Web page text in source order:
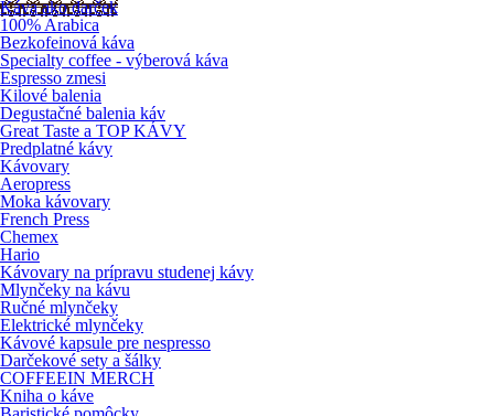
Káva ako darček
100% Arabica
Bezkofeinová káva
Specialty coffee - výberová káva
Espresso zmesi
Kilové balenia
Degustačné balenia káv
Great Taste a TOP KÁVY
Predplatné kávy
Kávovary
Aeropress
Moka kávovary
French Press
Chemex
Hario
Kávovary na prípravu studenej kávy
Mlynčeky na kávu
Ručné mlynčeky
Elektrické mlynčeky
Kávové kapsule pre nespresso
Darčekové sety a šálky
COFFEEIN MERCH
Kniha o káve